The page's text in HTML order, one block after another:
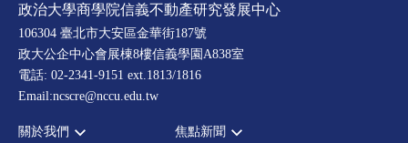
政治大學商學院信義不動產研究發展中心
106304 臺北市大安區金華街187號
政大公企中心會展棟8樓信義學園A838室
電話: 02-2341-9151 ext.1813/1816
Email:ncscre@nccu.edu.tw
關於我們 焦點新聞